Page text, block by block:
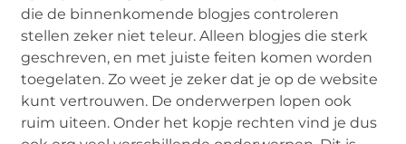
die de binnenkomende blogjes controleren
stellen zeker niet teleur. Alleen blogjes die sterk
geschreven, en met juiste feiten komen worden
toegelaten. Zo weet je zeker dat je op de website
kunt vertrouwen. De onderwerpen lopen ook
ruim uiteen. Onder het kopje rechten vind je dus